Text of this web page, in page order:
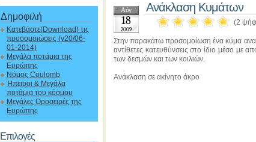
Δημοφιλή
Κατεβάστε(Download) τις
προσομοιώσεις (v20/06-
01-2014)
Μεγάλα ποτάμια της
Ευρώπης
Νόμος Coulomb
Ήπειροι & Μεγάλα
ποτάμια του κόσμου
Μεγάλες Οροσειρές της
Ευρώπης
Επιλογές
Αύγ
18
2009
Ανάκλαση Κυμάτων
(2
Στην παρακάτω προσομοίωση ένα κύμα
αντίθετες κατευθύνσεις στο ίδιο μέσο με
των δεσμών και των κοιλιών.
Ανάκλαση σε ακίνητο άκρο